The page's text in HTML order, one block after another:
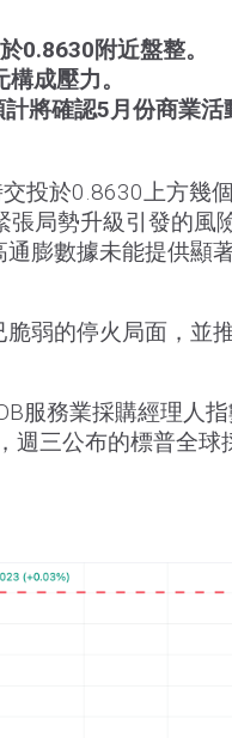
0.8630附近盤整。
成壓力。
將確認5月份商業活
投於0.8630上方幾個
張局勢升級引發的風
膨數據未能提供顯
弱的停火局面，並
服務業採購經理人
週三公布的標普全球